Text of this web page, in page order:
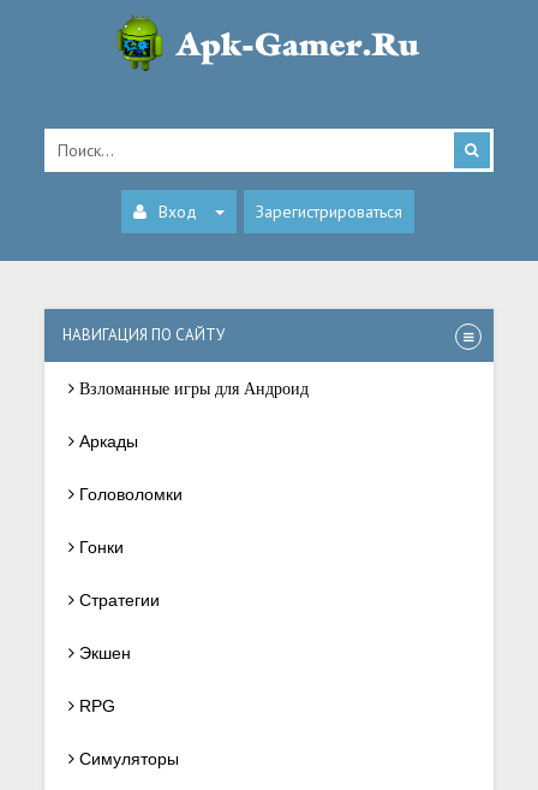
Вход Зарегистрироваться
НАВИГАЦИЯ ПО САЙТУ
Взломанные игры для Андроид
Аркады
Головоломки
Гонки
Стратегии
Экшен
RPG
Симуляторы